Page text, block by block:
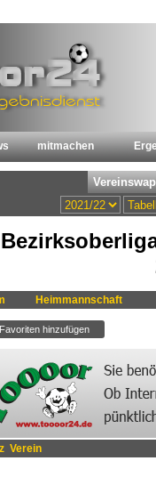
mitmachen
Heimmannschaft
Verein